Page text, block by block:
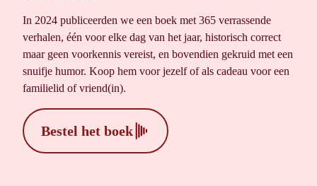
In 2024 publiceerden we een boek met 365 verrassende
verhalen, één voor elke dag van het jaar, historisch correct
maar geen voorkennis vereist, en bovendien gekruid met een
snuifje humor. Koop hem voor jezelf of als cadeau voor een
familielid of vriend(in).
Bestel het boek